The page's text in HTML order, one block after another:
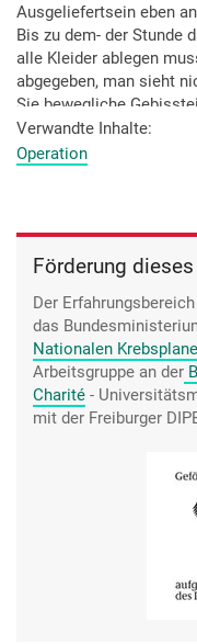
Ausgeliefertsein eben
Bis zu dem- der Stunde
alle Kleider ablegen
abgegeben, man sieht
Sie bewegliche
alles raus, raus. Und
Beruhigungs-,
gekannt vorher.
Verwandte Inhalte
Operation
Förderung
Der
das
Nationalen
Arbeitsgruppe an der
Charité -
mit der Freiburger